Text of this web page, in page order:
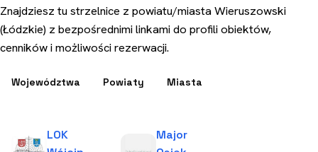
Znajdziesz tu strzelnice z powiatu/miasta Wieruszowski
(Łódzkie) z bezpośrednimi linkami do profili obiektów,
cenników i możliwości rezerwacji.
Województwa Powiaty Miasta
LOK
Major